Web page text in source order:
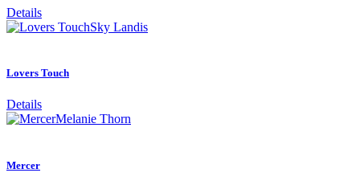
Details
Sky Landis
Lovers Touch
Details
Melanie Thorn
Mercer